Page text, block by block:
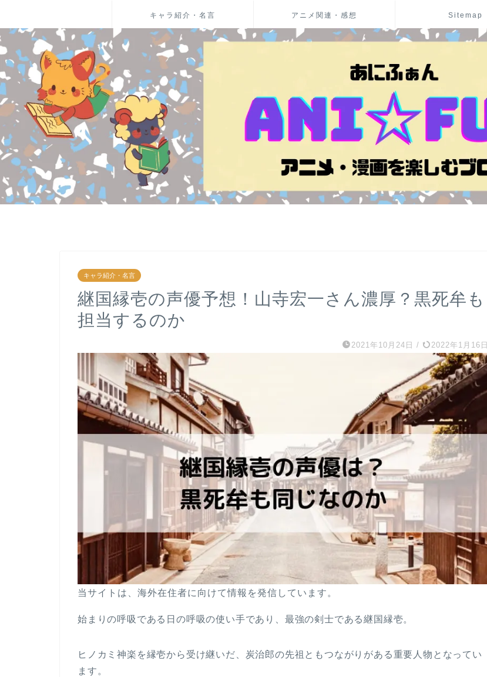
キャラ紹介・名言 アニメ関連・感想 Sitemap
キャラ紹介・名言
継国縁壱の声優予想！山寺宏一さん濃厚？黒死牟も
担当するのか
2021年10月24日 / 2022年1月16日
当サイトは、海外在住者に向けて情報を発信しています。
始まりの呼吸である日の呼吸の使い手であり、最強の剣士である継国縁壱。
ヒノカミ神楽を縁壱から受け継いだ、炭治郎の先祖ともつながりがある重要人物となってい
ます。